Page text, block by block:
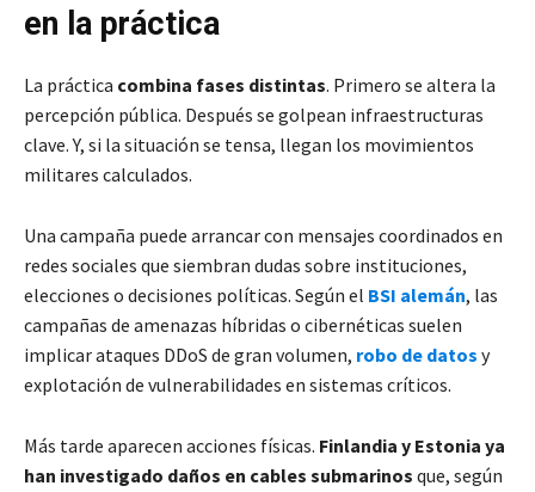
en la práctica
La práctica combina fases distintas. Primero se altera la
percepción pública. Después se golpean infraestructuras
clave. Y, si la situación se tensa, llegan los movimientos
militares calculados.
Una campaña puede arrancar con mensajes coordinados en
redes sociales que siembran dudas sobre instituciones,
elecciones o decisiones políticas. Según el BSI alemán, las
campañas de amenazas híbridas o cibernéticas suelen
implicar ataques DDoS de gran volumen, robo de datos y
explotación de vulnerabilidades en sistemas críticos.
Más tarde aparecen acciones físicas. Finlandia y Estonia ya
han investigado daños en cables submarinos que, según